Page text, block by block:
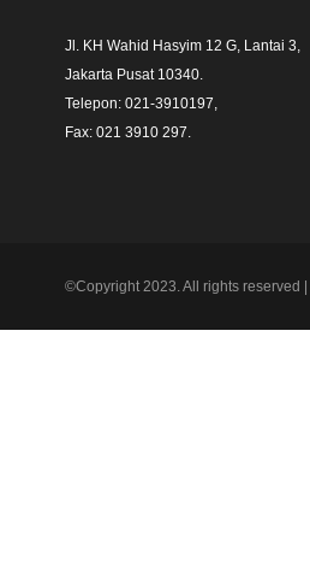
Jl. KH Wahid Hasyim 12 G, Lantai 3,
Jakarta Pusat 10340.
Telepon: 021-3910197,
Fax: 021 3910 297.
©Copyright 2023. All rights reserved |